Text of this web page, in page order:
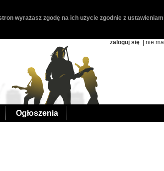
wyrażasz zgodę na ich użycie zgodnie z
zaloguj się | nie
Ogłoszenia